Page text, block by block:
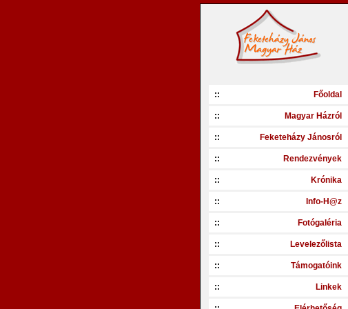
:: Főoldal
:: Magyar Házról
:: Feketeházy Jánosról
:: Rendezvények
:: Krónika
:: Info-H@z
:: Fotógaléria
:: Levelezőlista
:: Támogatóink
:: Linkek